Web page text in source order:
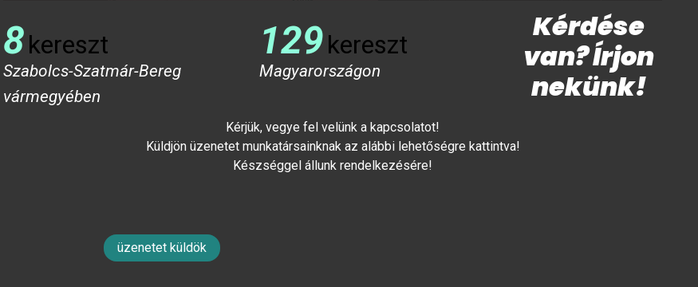
8kereszt
Szabolcs-Szatmár-Bereg
vármegyében
129kereszt
Magyarországon
Kérdése
van? Írjon
nekünk!
Kérjük, vegye fel velünk a kapcsolatot!
Küldjön üzenetet munkatársainknak az alábbi lehetőségre kattintva!
Készséggel állunk rendelkezésére!
üzenetet küldök